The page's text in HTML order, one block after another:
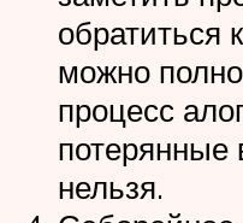
обратиться
можно
процесс
потерянные
нельзя.